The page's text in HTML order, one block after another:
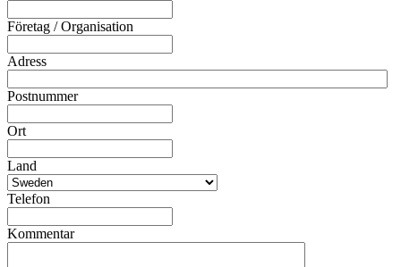
Företag / Organisation
Adress
Postnummer
Ort
Land
Telefon
Kommentar